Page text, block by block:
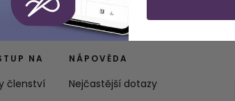
NA
členství
NÁPOVĚDA
Nejčastější dotazy